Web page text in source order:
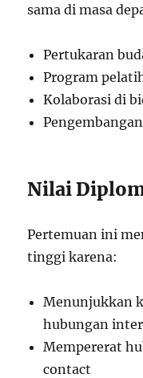
sama di masa
Pertukaran
Program
Kolaborasi di
Nilai
Pertemuan ini
tinggi karena:
Menunjukkan
hubungan
Mempererat
contact